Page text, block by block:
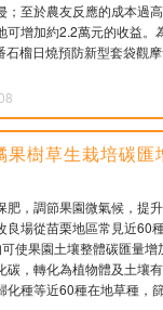
至於農友反應的成本過
增加約2.2萬元的收益。
榴日燒預防新型套袋觀
樹草生栽培碳
，調節果園微氣候，提
場從苗栗地區常見近60
使果園土壤整體碳匯量
，轉化為植物體及土壤
種等近60種在地草種，